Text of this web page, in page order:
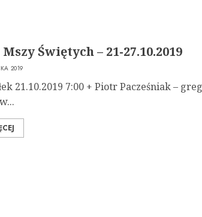
Świętych – 21-27.10.2019
2019
21.10.2019 7:00 + Piotr Pacześniak –